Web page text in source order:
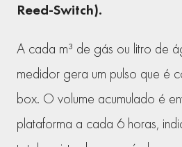
Reed-Switch).
A cada m³ de gás ou litro de
medidor gera um pulso que é
box. O volume acumulado é
plataforma a cada 6 horas,